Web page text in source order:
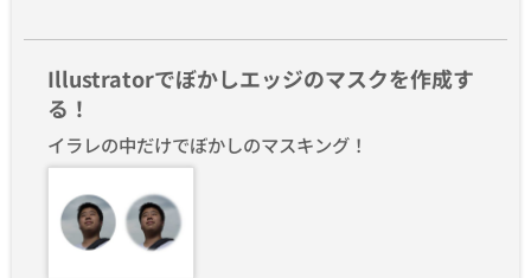
Illustratorでぼかしエッジのマスクを作成す
る！
イラレの中だけでぼかしのマスキング！